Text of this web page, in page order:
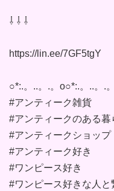
⇩ ⇩ ⇩
https://lin.ee/7GF5tgY
○*:.。..。.。o○*:.。..。.
#アンティーク雑貨
#アンティークのある
#アンティークショッ
#アンティーク好き
#ワンピース好き
#ワンピース好きな人と